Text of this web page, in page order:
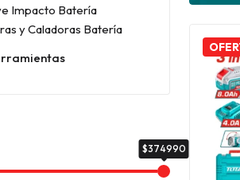
Impacto Batería
y Caladoras Batería
$374990